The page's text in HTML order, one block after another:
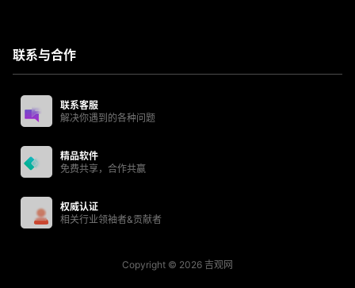
联系与合作
联系客服
解决你遇到的各种问题
精品软件
免费共享，合作共赢
权威认证
相关行业领袖者&贡献者
Copyright © 2026 吉观网